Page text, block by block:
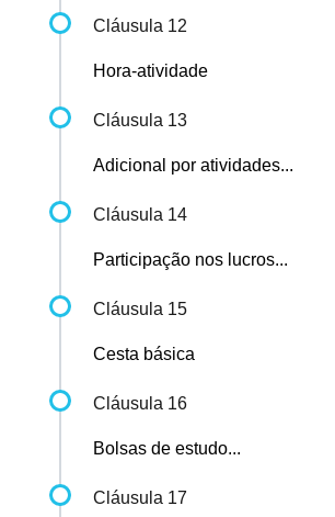
Cláusula 12
Hora-atividade
Cláusula 13
Adicional por atividades...
Cláusula 14
Participação nos lucros...
Cláusula 15
Cesta básica
Cláusula 16
Bolsas de estudo...
Cláusula 17